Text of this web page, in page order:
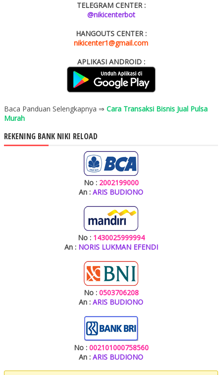
TELEGRAM CENTER :
@nikicenterbot
HANGOUTS CENTER :
nikicenter1@gmail.com
APLIKASI ANDROID :
Baca Panduan Selengkapnya ⇒ Cara Transaksi Bisnis Jual Pulsa
Murah
REKENING BANK NIKI RELOAD
No : 2002199000
An : ARIS BUDIONO
No : 1430025999994
An : NORIS LUKMAN EFENDI
No : 0503706208
An : ARIS BUDIONO
No : 002101000758560
An : ARIS BUDIONO